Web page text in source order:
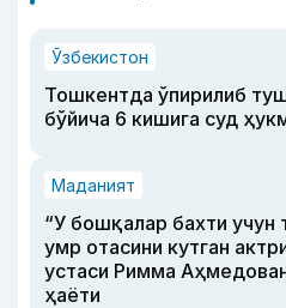
Ўзбекистон
Тошкентда ўпирилиб
бўйича 6 кишига суд
Маданият
“У бошқалар бахти учун
умр отасини кутган
устаси Римма
ҳаёти